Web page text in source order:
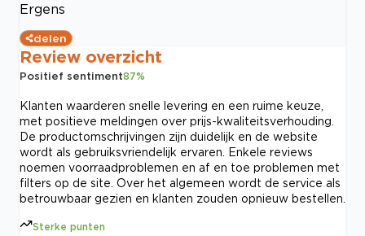
Ergens
delen
Review overzicht
Positief sentiment87%
Klanten waarderen snelle levering en een ruime keuze,
met positieve meldingen over prijs-kwaliteitsverhouding.
De productomschrijvingen zijn duidelijk en de website
wordt als gebruiksvriendelijk ervaren. Enkele reviews
noemen voorraadproblemen en af en toe problemen met
filters op de site. Over het algemeen wordt de service als
betrouwbaar gezien en klanten zouden opnieuw bestellen.
Sterke punten